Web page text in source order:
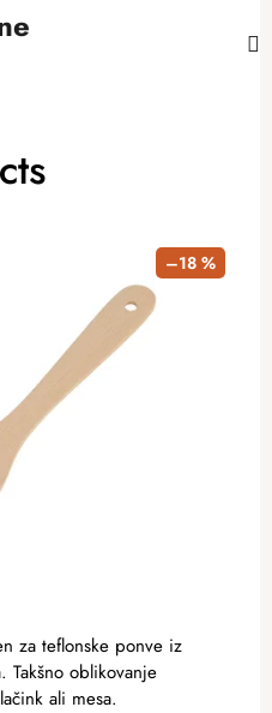
–18 %
za teflonske ponve iz
Takšno oblikovanje
ali mesa.